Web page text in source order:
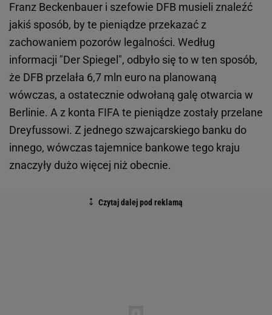
Franz Beckenbauer i szefowie DFB musieli znaleźć
jakiś sposób, by te pieniądze przekazać z
zachowaniem pozorów legalności. Według
informacji "Der Spiegel", odbyło się to w ten sposób,
że DFB przelała 6,7 mln euro na planowaną
wówczas, a ostatecznie odwołaną galę otwarcia w
Berlinie. A z konta FIFA te pieniądze zostały przelane
Dreyfussowi. Z jednego szwajcarskiego banku do
innego, wówczas tajemnice bankowe tego kraju
znaczyły dużo więcej niż obecnie.